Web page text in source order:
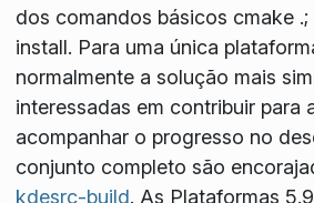
dos comandos básicos cmake
install. Para uma única
normalmente a solução mais
interessadas em contribuir para
acompanhar o progresso no
conjunto completo são
kdesrc-build. As Plataformas